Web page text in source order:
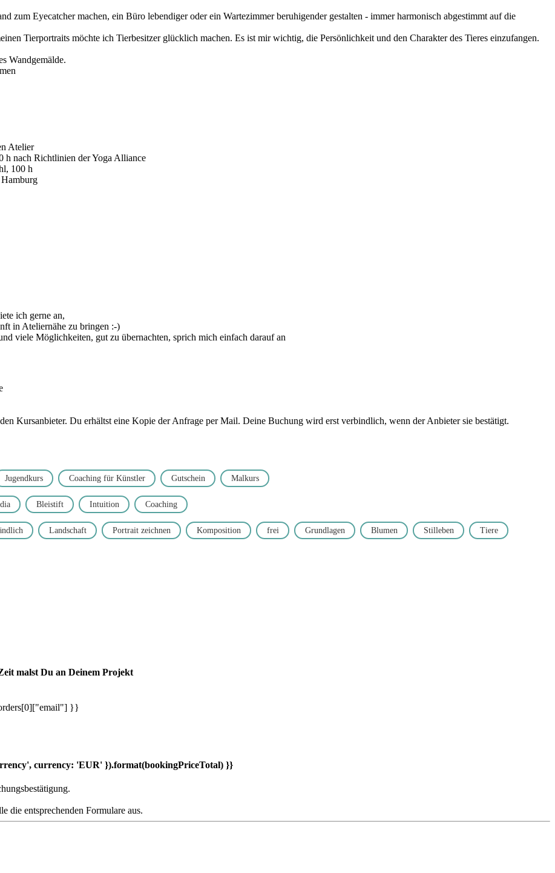
zum Eyecatcher machen, ein Büro lebendiger oder ein Wartezimmer beruhigender gestalten - immer harmonisch abgestimmt auf die
Tierportraits möchte ich Tierbesitzer glücklich machen. Es ist mir wichtig, die Persönlichkeit und den Charakter des Tieres einzufangen.
Wandgemälde.
Atelier
h nach Richtlinien der Yoga Alliance
100 h
ich gerne an,
in Ateliernähe zu bringen :-)
viele Möglichkeiten, gut zu übernachten, sprich mich einfach darauf an
Kursanbieter. Du erhältst eine Kopie der Anfrage per Mail. Deine Buchung wird erst verbindlich, wenn der Anbieter sie bestätigt.
Jugendkurs Coaching für Künstler Gutschein Malkurs
Bleistift Intuition Coaching
Landschaft Portrait zeichnen Komposition frei Grundlagen Blumen Stilleben Tiere
malst Du an Deinem Projekt
}}
currency: 'EUR' }).format(bookingPriceTotal) }}
die entsprechenden Formulare aus.